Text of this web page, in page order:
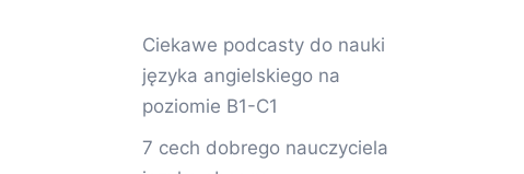
Ciekawe podcasty do nauki
języka angielskiego na
poziomie B1-C1
7 cech dobrego nauczyciela